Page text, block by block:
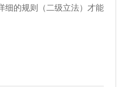
细的规则（二级立法）才能